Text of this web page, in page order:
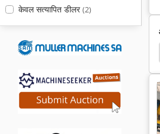
केवल सत्यापित डीलर(2)